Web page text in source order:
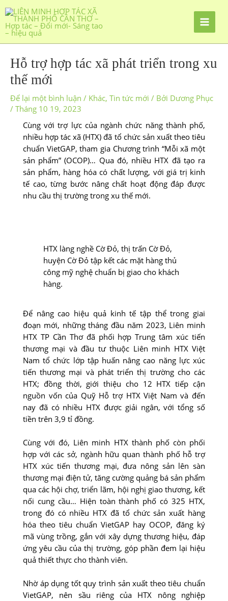
Hỗ trợ hợp tác xã phát triển trong xu
thế mới
Để lại một bình luận / Khác, Tin tức mới / Bởi Dương Phục
/ Tháng 10 19, 2023
Cùng với trợ lực của ngành chức năng thành phố,
nhiều hợp tác xã (HTX) đã tổ chức sản xuất theo tiêu
chuẩn VietGAP, tham gia Chương trình “Mỗi xã một
sản phẩm” (OCOP)… Qua đó, nhiều HTX đã tạo ra
sản phẩm, hàng hóa có chất lượng, với giá trị kinh
tế cao, từng bước nâng chất hoạt động đáp được
nhu cầu thị trường trong xu thế mới.
HTX làng nghề Cờ Đỏ, thị trấn Cờ Đỏ,
huyện Cờ Đỏ tập kết các mặt hàng thủ
công mỹ nghệ chuẩn bị giao cho khách
hàng.
Ðể nâng cao hiệu quả kinh tế tập thể trong giai
đoạn mới, những tháng đầu năm 2023, Liên minh
HTX TP Cần Thơ đã phối hợp Trung tâm xúc tiến
thương mại và đầu tư thuộc Liên minh HTX Việt
Nam tổ chức lớp tập huấn nâng cao năng lực xúc
tiến thương mại và phát triển thị trường cho các
HTX; đồng thời, giới thiệu cho 12 HTX tiếp cận
nguồn vốn của Quỹ Hỗ trợ HTX Việt Nam và đến
nay đã có nhiều HTX được giải ngân, với tổng số
tiền trên 3,9 tỉ đồng.
Cùng với đó, Liên minh HTX thành phố còn phối
hợp với các sở, ngành hữu quan thành phố hỗ trợ
HTX xúc tiến thương mại, đưa nông sản lên sàn
thương mại điện tử, tăng cường quảng bá sản phẩm
qua các hội chợ, triển lãm, hội nghị giao thương, kết
nối cung cầu… Hiện toàn thành phố có 325 HTX,
trong đó có nhiều HTX đã tổ chức sản xuất hàng
hóa theo tiêu chuẩn VietGAP hay OCOP, đăng ký
mã vùng trồng, gắn với xây dựng thương hiệu, đáp
ứng yêu cầu của thị trường, góp phần đem lại hiệu
quả thiết thực cho thành viên.
Nhờ áp dụng tốt quy trình sản xuất theo tiêu chuẩn
VietGAP, nên sầu riêng của HTX nông nghiệp